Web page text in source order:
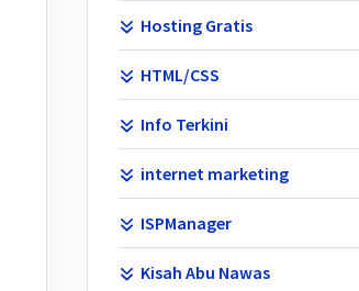
Hosting Gratis
HTML/CSS
Info Terkini
internet marketing
ISPManager
Kisah Abu Nawas